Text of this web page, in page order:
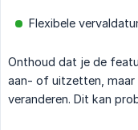
Flexibele
Onthoud dat je de
aan- of uitzetten, maar
veranderen. Dit kan